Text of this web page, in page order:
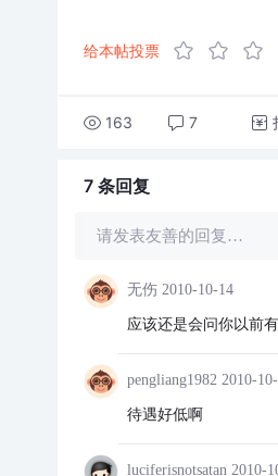
给本帖投票
163 7
7 条回复
请发表友善的回复…
无伤 2010-10-14
应该还是会问你以前
pengliang1982 2010-
待遇好低啊
luciferisnotsatan 2010-